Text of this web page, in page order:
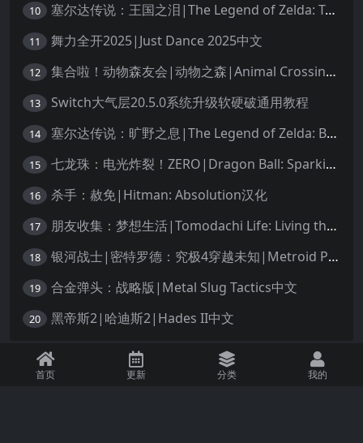
10 塞尔达传说：王国之泪|The Legend of Zelda: Tears of the Kingdom中文
11 舞力全开2025|Just Dance 2025中文
12 集合啦！动物森友会|动物之森|Animal Crossing: New Horizons中文
13 Switch大气层20.5.0系统升级软硬破通用教程
14 塞尔达传说：旷野之息|The Legend of Zelda: Breath of the Wild中文
15 七龙珠：电光炸裂！ZERO|Dragon Ball: Sparking! Zero中文
16 杀手：赦免|Hitman: Absolution汉化
17 朋友收集：梦想生活|Tomodachi Life: Living the Dream中文
18 银河战士|密特罗德：究极4穿越未知|Metroid Prime 4: Beyond中文
19 合金弹头：战略版|Metal Slug Tactics中文
20 黑帝斯2|哈迪斯2|Hades II中文
免责声明：本站资源均源自网络，诺涉及您的版权，知识产权或其他利益，请附
首页 更新 分类 我的